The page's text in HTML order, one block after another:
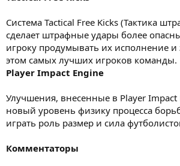
Система Tactical Free Kicks (Тактика
сделает штрафные удары более
игроку продумывать их исполнение и
этом самых лучших игроков команды.
Player Impact Engine
Улучшения, внесенные в Player Impact
новый уровень физику процесса
играть роль размер и сила
Комментаторы